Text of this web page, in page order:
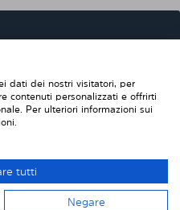
oscuranti pretagliati,
per te e su
Non devi tagliare o
parasole
pretagliati per
di auto.
dati dei nostri visitatori, per
contenuti personalizzati e offrirti
Per ulteriori informazioni sui
tutti
Negare